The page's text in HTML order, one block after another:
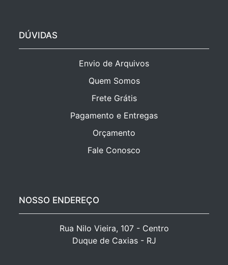
DÚVIDAS
Envio de Arquivos
Quem Somos
Frete Grátis
Pagamento e Entregas
Orçamento
Fale Conosco
NOSSO ENDEREÇO
Rua Nilo Vieira, 107 - Centro
Duque de Caxias - RJ